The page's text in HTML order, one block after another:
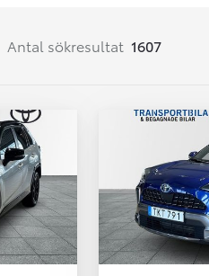
Corolla
HYBRID
Antal sökresultat 1607